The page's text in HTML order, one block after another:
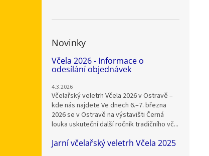
Novinky
Včela 2026 - Informace o
odesílání objednávek
4.3.2026
Včelařský veletrh Včela 2026 v Ostravě –
kde nás najdete Ve dnech 6.–7. března
2026 se v Ostravě na výstavišti Černá
louka uskuteční další ročník tradičního vč...
Jarní včelařský veletrh Včela 2025